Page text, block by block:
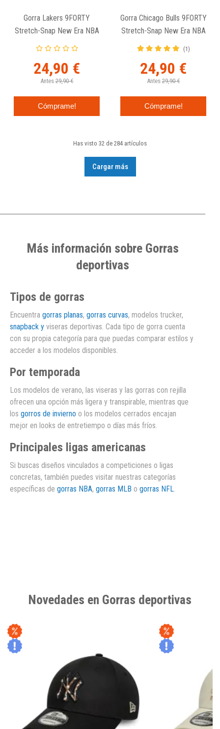
Gorra Lakers 9FORTY
Stretch-Snap New Era NBA
Black
24,90 €
Antes 29,90 €
Cómprame!
Gorra Chicago Bulls 9FORTY
Stretch-Snap New Era NBA
Black
(1)
24,90 €
Antes 29,90 €
Cómprame!
Has visto 32 de 284 artículos
Cargar más
Más información sobre Gorras
deportivas
Tipos de gorras
Encuentra gorras planas, gorras curvas, modelos trucker,
snapback y viseras deportivas. Cada tipo de gorra cuenta
con su propia categoría para que puedas comparar estilos y
acceder a los modelos disponibles.
Por temporada
Los modelos de verano, las viseras y las gorras con rejilla
ofrecen una opción más ligera y transpirable, mientras que
los gorros de invierno o los modelos cerrados encajan
mejor en looks de entretiempo o días más fríos.
Principales ligas americanas
Si buscas diseños vinculados a competiciones o ligas
concretas, también puedes visitar nuestras categorías
específicas de gorras NBA, gorras MLB o gorras NFL.
Novedades en Gorras deportivas